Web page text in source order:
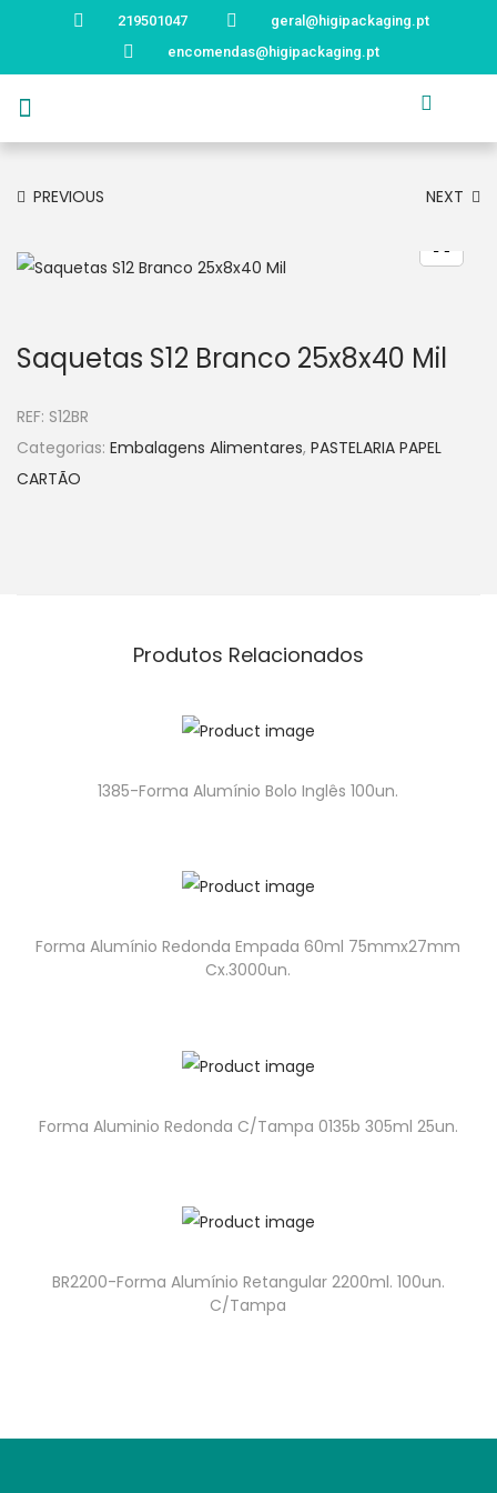
219501047
geral@higipackaging.pt
encomendas@higipackaging.pt
PREVIOUS NEXT
Saquetas S12 Branco 25x8x40 Mil
REF: S12BR
Categorias: Embalagens Alimentares, PASTELARIA PAPEL
CARTÃO
Produtos Relacionados
1385-Forma Alumínio Bolo Inglês 100un.
Forma Alumínio Redonda Empada 60ml 75mmx27mm
Cx.3000un.
Forma Aluminio Redonda C/Tampa 0135b 305ml 25un.
BR2200-Forma Alumínio Retangular 2200ml. 100un.
C/Tampa